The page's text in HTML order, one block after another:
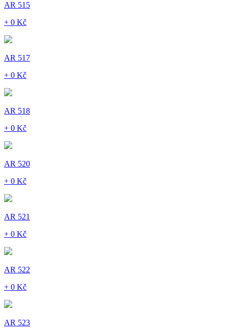
AR 515
+ 0 Kč
AR 517
+ 0 Kč
AR 518
+ 0 Kč
AR 520
+ 0 Kč
AR 521
+ 0 Kč
AR 522
+ 0 Kč
AR 523